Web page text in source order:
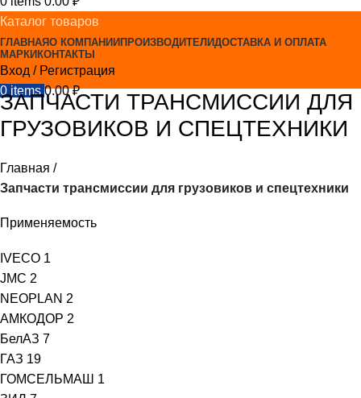
Каталог товаров
ГЛАВНАЯО КОМПАНИИ ПРОИЗВОДИТЕЛИДОСТАВКА И ОПЛАТА
МАРКИ КОНТАКТЫ
Вход / Регистрация
0 items 0.00₽
ЗАПЧАСТИ ТРАНСМИССИИ ДЛЯ
ГРУЗОВИКОВ И СПЕЦТЕХНИКИ
Главная
Запчасти трансмиссии для грузовиков и спецтехники
Применяемость
IVECO 1
JMC 2
NEOPLAN 2
АМКОДОР 2
БелАЗ 7
ГАЗ 19
ГОМСЕЛЬМАШ
1